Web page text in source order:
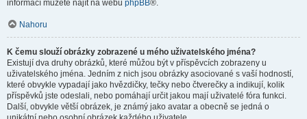
informací můžete najít na webu phpBB®.
Nahoru
K čemu slouží obrázky zobrazené u mého uživatelského jména?
Existují dva druhy obrázků, které můžou být v příspěvcích zobrazeny u
uživatelského jména. Jedním z nich jsou obrázky asociované s vaší hodností,
které obvykle vypadají jako hvězdičky, tečky nebo čtverečky a indikují, kolik
příspěvků jste odeslali, nebo pomáhají určit jakou mají uživatelé fóra funkci.
Další, obvykle větší obrázek, je známý jako avatar a obecně se jedná o